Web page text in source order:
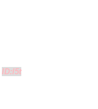
ID:l5t